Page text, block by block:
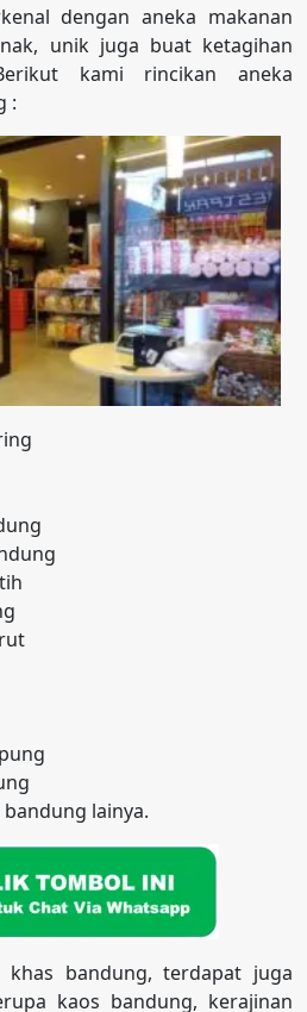
dengan aneka makanan
unik juga buat ketagihan
kami rincikan aneka
:
lainya.
khas bandung, terdapat juga
kaos bandung, kerajinan